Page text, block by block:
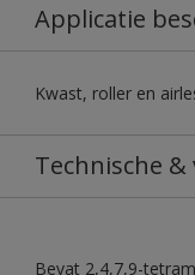
Applicatie
Kwast, roller en
Technische
Bevat 2,4,7,9-